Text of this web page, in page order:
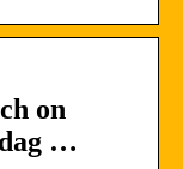
on
…